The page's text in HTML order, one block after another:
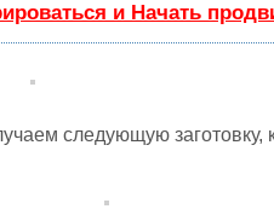
и Начать
следующую заготовку,